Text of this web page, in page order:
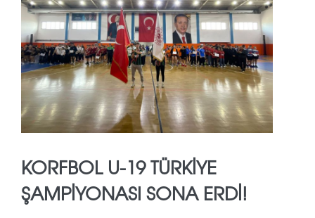
KORFBOL U-19 TÜRKİYE
ŞAMPİYONASI SONA ERDİ!